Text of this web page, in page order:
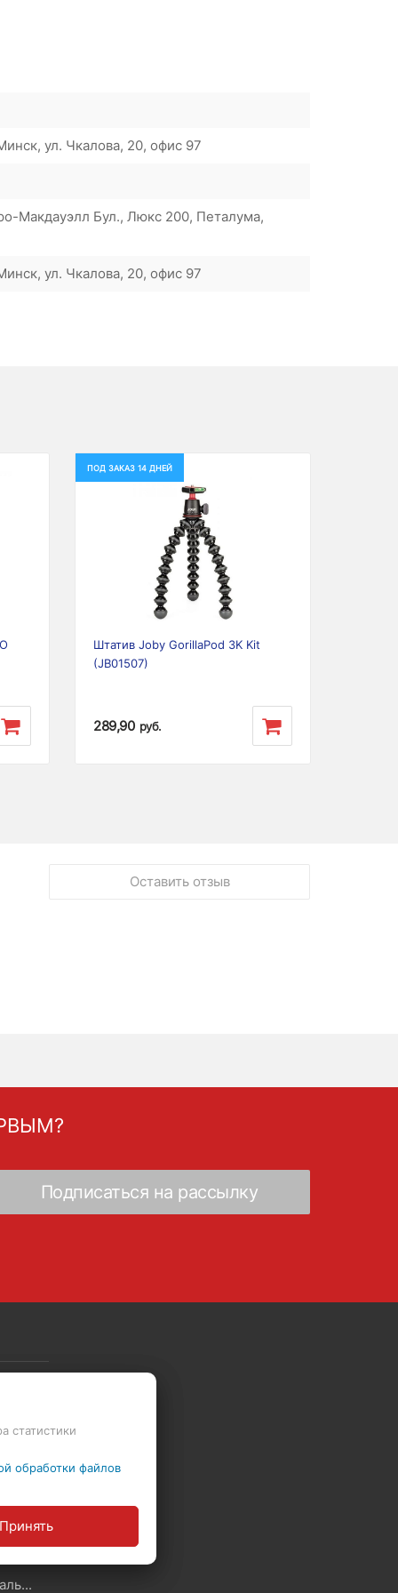
ул. Чкалова, 20, офис 97
Бул., Люкс 200, Петалума,
ул. Чкалова, 20, офис 97
ПОД ЗАКАЗ 14 ДНЕЙ
Штатив Joby GorillaPod 3K Kit
(JB01507)
289,90 руб.
Оставить отзыв
Политика в отношении обработки файлов Cookie
Политика обработки персональных данных
статистики
обработки файлов
Принять